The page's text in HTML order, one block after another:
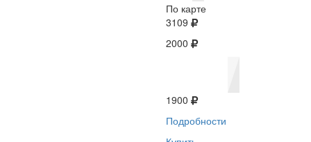
По карте
3109
2000
1900
Подробности